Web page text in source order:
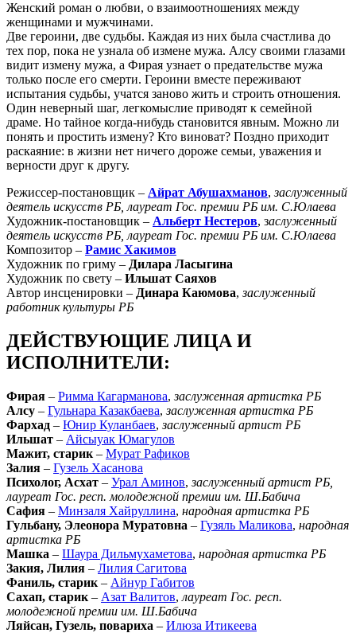
Женский роман о любви, о взаимоотношениях между
женщинами и мужчинами.
Две героини, две судьбы. Каждая из них была счастлива до
тех пор, пока не узнала об измене мужа. Алсу своими глазами
видит измену мужа, а Фирая узнает о предательстве мужа
только после его смерти. Героини вместе переживают
испытания судьбы, учатся заново жить и строить отношения.
Один неверный шаг, легкомыслие приводят к семейной
драме. Но тайное когда-нибудь становится явным. Можно ли
понять и простить измену? Кто виноват? Поздно приходит
раскаяние: в жизни нет ничего дороже семьи, уважения и
верности друг к другу.
Режиссер-постановщик – Айрат Абушахманов,заслуженный
деятель искусств РБ, лауреат Гос. премии РБ им. С.Юлаева
Художник-постановщик – Альберт Нестеров, заслуженный
деятель искусств РБ, лауреат Гос. премии РБ им. С.Юлаева
Композитор – Рамис Хакимов
Художник по гриму – Дилара Ласыгина
Художник по свету – Ильшат Саяхов
Автор инсценировки – Динара Каюмова,заслуженный
работник культуры РБ
ДЕЙСТВУЮЩИЕ ЛИЦА И
ИСПОЛНИТЕЛИ:
Фирая – Римма Кагарманова,заслуженная артистка РБ
Алсу – Гульнара Казакбаева,заслуженная артистка РБ
Фархад – Юнир Куланбаев,заслуженный артист РБ
Ильшат – Айсыуак Юмагулов
Мажит, старик – Мурат Рафиков
Залия – Гузель Хасанова
Психолог, Асхат – Урал Аминов,заслуженный артист РБ,
лауреат Гос. респ. молодежной премии им. Ш.Бабича
Сафия – Минзаля Хайруллина, народная артистка РБ
Гульбану, Элеонора Муратовна – Гузяль Маликова, народная
артистка РБ
Машка – Шаура Дильмухаметова, народная артистка РБ
Закия, Лилия – Лилия Сагитова
Фаниль, старик – Айнур Габитов
Сахап, старик – Азат Валитов, лауреат Гос. респ.
молодежной премии им. Ш.Бабича
Ляйсан, Гузель, повариха – Илюза Итикеева